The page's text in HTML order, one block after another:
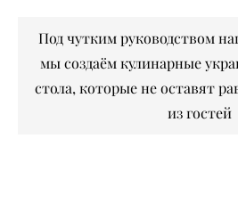
Под чутким руководством
мы создаём кулинарные
стола, которые не оставят
из гостей